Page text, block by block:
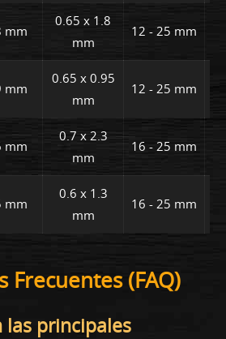
mm
0.65 x 1.8
mm
12 - 25 mm
mm
0.65 x 0.95
mm
12 - 25 mm
mm
0.7 x 2.3
mm
16 - 25 mm
mm
0.6 x 1.3
mm
16 - 25 mm
Frecuentes (FAQ)
las principales